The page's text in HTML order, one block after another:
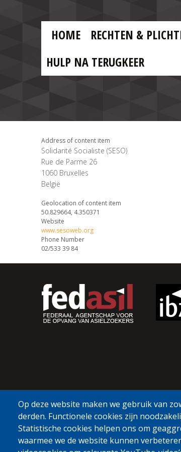
MAIN
MENU
NL
HOME RECHTEN &
HULP NA TERUGKEER
Address of content item
Solidarité Socialiste (SESO)
Rue de Parme 26
1060 Bruxelles
België
Geolocation of content item
50.829664, 4.350371
Website
www.sesoweb.org
Phone Number
02/533 39 84
Op deze website maken we gebruik van
derden. Functionele cookies zijn
Statistische cookies helpen ons om
waarmee we de website kunnen